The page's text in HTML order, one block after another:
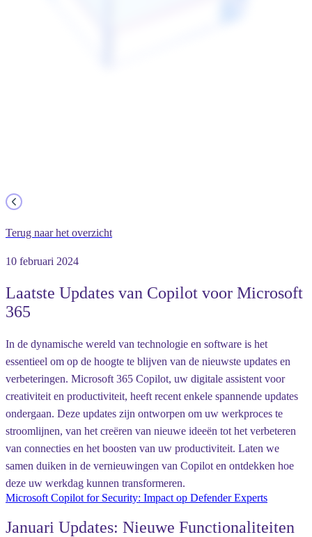
Terug naar het overzicht
10 februari 2024
Laatste Updates van Copilot voor Microsoft
365
In de dynamische wereld van technologie en software is het
essentieel om op de hoogte te blijven van de nieuwste updates en
verbeteringen. Microsoft 365 Copilot, uw digitale assistent voor
creativiteit en productiviteit, heeft recent enkele spannende updates
ondergaan. Deze updates zijn ontworpen om uw werkproces te
stroomlijnen, van het creëren van nieuwe ideeën tot het verbeteren
van connecties en het boosten van uw productiviteit. Laten we
samen duiken in de vernieuwingen van Copilot en ontdekken hoe
deze uw werkdag kunnen transformeren.
Microsoft Copilot for Security: Impact op Defender Experts
Januari Updates: Nieuwe Functionaliteiten